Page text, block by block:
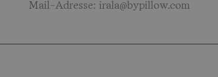
Mail-Adresse: irala@bypillow.com